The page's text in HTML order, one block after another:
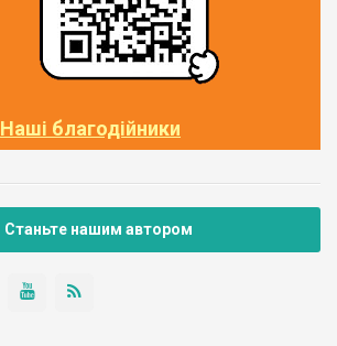
Наші благодійники
Станьте нашим автором